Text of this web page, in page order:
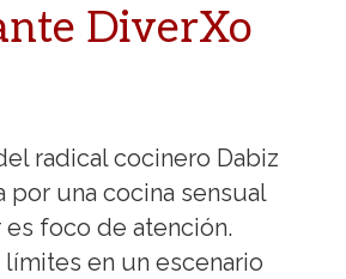
DiverXo
radical cocinero Dabiz
por una cocina sensual
foco de atención.
en un escenario